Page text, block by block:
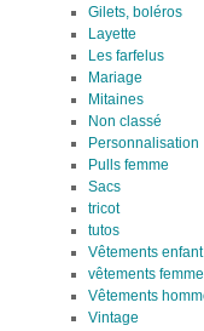
Gilets, boléros
Layette
Les farfelus
Mariage
Mitaines
Non classé
Personnalisation
Pulls femme
Sacs
tricot
tutos
Vêtements enfant
vêtements femme
Vêtements
Vintage